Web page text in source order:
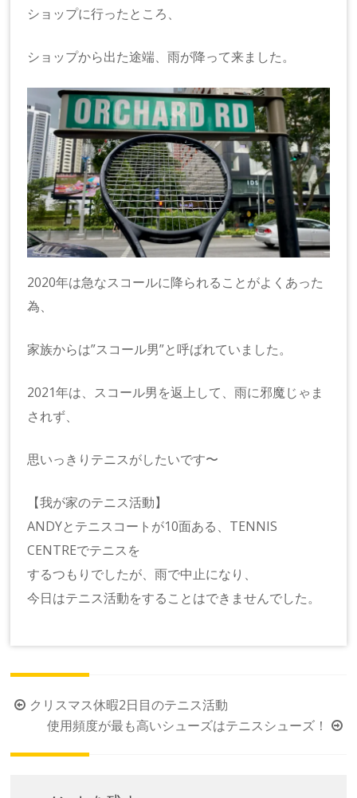
ショップに行ったところ、
ショップから出た途端、雨が降って来ました。
2020年は急なスコールに降られることがよくあった
為、
家族からは”スコール男”と呼ばれていました。
2021年は、スコール男を返上して、雨に邪魔じゃま
されず、
思いっきりテニスがしたいです〜
【我が家のテニス活動】
ANDYとテニスコートが10面ある、TENNIS
CENTREでテニスを
するつもりでしたが、雨で中止になり、
今日はテニス活動をすることはできませんでした。
投
ナ
クリスマス休暇2日目のテニス活動
使用頻度が最も高いシューズはテニスシューズ！